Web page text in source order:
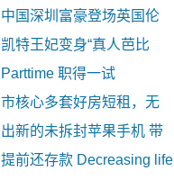
中国深圳富豪登场英国伦
凯特王妃变身“真人芭比
Parttime 职得一试
市核心多套好房短租，无
出新的未拆封苹果手机 带
提前还存款 Decreasing life